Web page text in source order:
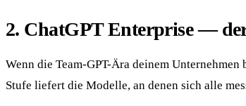
2. ChatGPT Enterprise —
Wenn die Team-GPT-Ära deinem
Stufe liefert die Modelle, an denen sich alle